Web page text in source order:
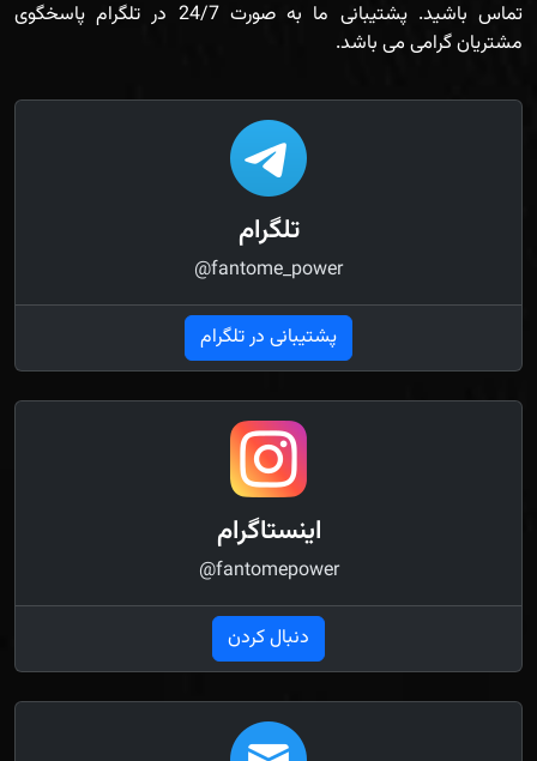
تماس باشید. پشتیبانی ما به صورت 24/7 در تلگرام پاسخگوی
مشتریان گرامی می باشد.
تلگرام
@fantome_power
پشتیبانی در تلگرام
اینستاگرام
@fantomepower
دنبال کردن